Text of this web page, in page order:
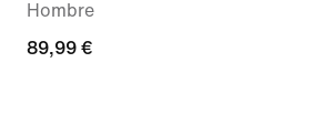
Hombre
89,99 €
89,99 €